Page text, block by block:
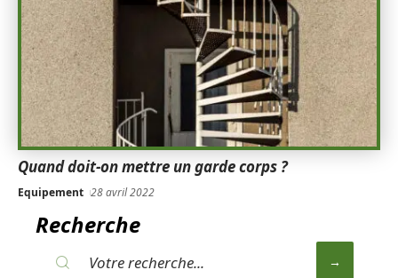
Quand doit-on mettre un garde corps ?
Equipement 28 avril 2022
Recherche